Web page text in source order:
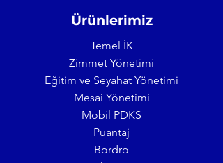
Ürünlerimiz
Temel İK
​Zimmet Yönetimi
Eğitim ve Seyahat Yönetimi
Mesai Yönetimi
Mobil PDKS
Puantaj
Bordro